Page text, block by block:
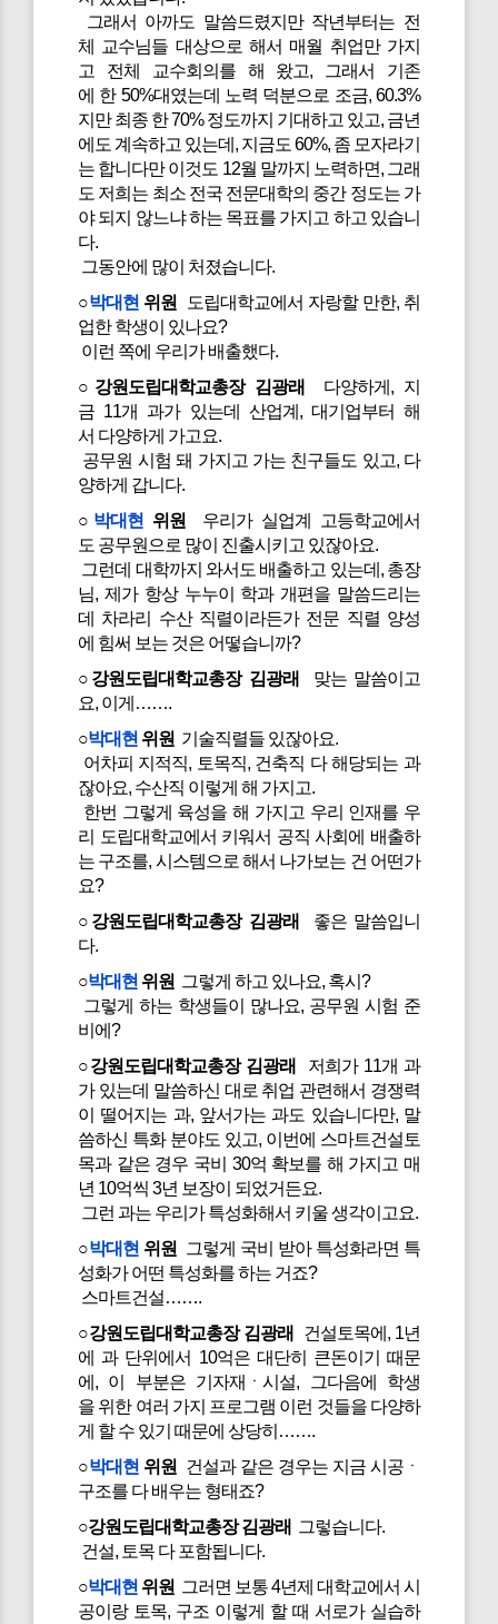
그래서 아까도 말씀드렸지만 작년부터는 전
체 교수님들 대상으로 해서 매월 취업만 가지
고 전체 교수회의를 해 왔고, 그래서 기존
에 한 50%대였는데 노력 덕분으로 조금, 60.3%
지만 최종 한 70% 정도까지 기대하고 있고, 금년
에도 계속하고 있는데, 지금도 60%, 좀 모자라기
는 합니다만 이것도 12월 말까지 노력하면, 그래
도 저희는 최소 전국 전문대학의 중간 정도는 가
야 되지 않느냐 하는 목표를 가지고 하고 있습니
다.
그동안에 많이 처졌습니다.
○박대현 위원
도립대학교에서 자랑할 만한, 취
업한 학생이 있나요?
이런 쪽에 우리가 배출했다.
○강원도립대학교총장 김광래 다양하게, 지
금 11개 과가 있는데 산업계, 대기업부터 해
서 다양하게 가고요.
공무원 시험 돼 가지고 가는 친구들도 있고, 다
양하게 갑니다.
○ 박대현 위원 우리가 실업계 고등학교에서
도 공무원으로 많이 진출시키고 있잖아요.
그런데 대학까지 와서도 배출하고 있는데, 총장
님, 제가 항상 누누이 학과 개편을 말씀드리는
데 차라리 수산 직렬이라든가 전문 직렬 양성
에 힘써 보는 것은 어떻습니까?
○강원도립대학교총장 김광래
맞는 말씀이고
요, 이게…….
○박대현 위원 기술직렬들 있잖아요.
어차피 지적직, 토목직, 건축직 다 해당되는 과
잖아요, 수산직 이렇게 해 가지고.
한번 그렇게 육성을 해 가지고 우리 인재를 우
리 도립대학교에서 키워서 공직 사회에 배출하
는 구조를, 시스템으로 해서 나가보는 건 어떤가
요?
○강원도립대학교총장 김광래
좋은 말씀입니
다.
○박대현 위원 그렇게 하고 있나요, 혹시?
그렇게 하는 학생들이 많나요, 공무원 시험 준
비에?
○강원도립대학교총장 김광래
저희가 11개 과
가 있는데 말씀하신 대로 취업 관련해서 경쟁력
이 떨어지는 과, 앞서가는 과도 있습니다만, 말
씀하신 특화 분야도 있고, 이번에 스마트건설토
목과 같은 경우 국비 30억 확보를 해 가지고 매
년 10억씩 3년 보장이 되었거든요.
그런 과는 우리가 특성화해서 키울 생각이고요.
○박대현 위원
그렇게 국비 받아 특성화라면 특
성화가 어떤 특성화를 하는 거죠?
스마트건설…….
○강원도립대학교총장 김광래
건설토목에, 1년
에 과 단위에서 10억은 대단히 큰돈이기 때문
에, 이 부분은 기자재ㆍ시설, 그다음에 학생
을 위한 여러 가지 프로그램 이런 것들을 다양하
게 할 수 있기 때문에 상당히…….
○박대현 위원
건설과 같은 경우는 지금 시공ㆍ
구조를 다 배우는 형태죠?
○강원도립대학교총장 김광래 그렇습니다.
건설, 토목 다 포함됩니다.
○박대현 위원 그러면 보통 4년제 대학교에서 시
공이랑 토목, 구조 이렇게 할 때 서로가 실습하